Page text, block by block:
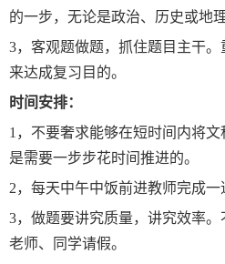
的一步，无论是政治、历史或地
3，客观题做题，抓住题目主干
来达成复习目的。
时间安排：
1，不要奢求能够在短时间内将
是需要一步步花时间推进的。
2，每天中午中饭前进教师完成一
3，做题要讲究质量，讲究效率
老师、同学请假。